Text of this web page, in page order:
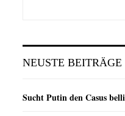
NEUSTE BEITRÄGE
Sucht Putin den Casus